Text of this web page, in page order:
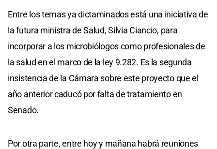
Entre los temas ya dictaminados está una iniciativa de
la futura ministra de Salud, Silvia Ciancio, para
incorporar a los microbiólogos como profesionales de
la salud en el marco de la ley 9.282. Es la segunda
insistencia de la Cámara sobre este proyecto que el
año anterior caducó por falta de tratamiento en
Senado.
Por otra parte, entre hoy y mañana habrá reuniones